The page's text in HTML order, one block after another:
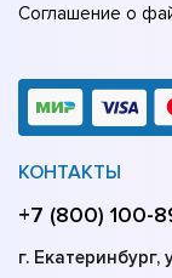
Соглашение о
КОНТАКТЫ
+7 (800) 100-
г.